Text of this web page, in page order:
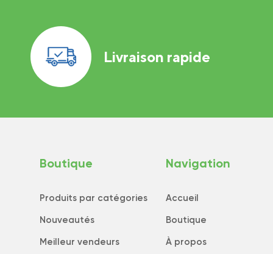
Livraison rapide
Boutique
Produits par catégories
Nouveautés
Meilleur vendeurs
Navigation
Accueil
Boutique
À propos